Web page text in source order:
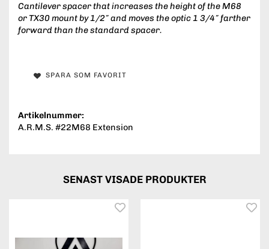
Cantilever spacer that increases the height of the M68
or TX30 mount by 1/2″ and moves the optic 1 3/4″ farther
forward than the standard spacer.
SPARA SOM FAVORIT
Artikelnummer:
A.R.M.S. #22M68 Extension
SENAST VISADE PRODUKTER